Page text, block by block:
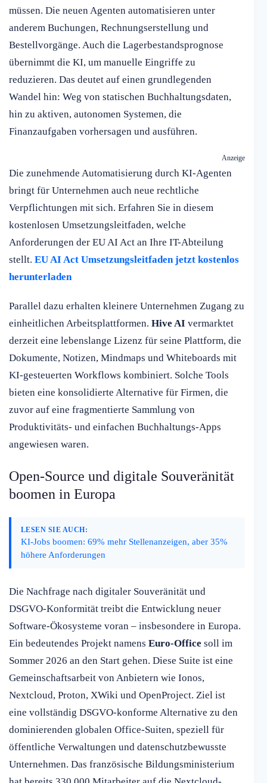
müssen. Die neuen Agenten automatisieren unter
anderem Buchungen, Rechnungserstellung und
Bestellvorgänge. Auch die Lagerbestandsprognose
übernimmt die KI, um manuelle Eingriffe zu
reduzieren. Das deutet auf einen grundlegenden
Wandel hin: Weg von statischen Buchhaltungsdaten,
hin zu aktiven, autonomen Systemen, die
Finanzaufgaben vorhersagen und ausführen.
Anzeige
Die zunehmende Automatisierung durch KI-Agenten
bringt für Unternehmen auch neue rechtliche
Verpflichtungen mit sich. Erfahren Sie in diesem
kostenlosen Umsetzungsleitfaden, welche
Anforderungen der EU AI Act an Ihre IT-Abteilung
stellt. EU AI Act Umsetzungsleitfaden jetzt kostenlos
herunterladen
Parallel dazu erhalten kleinere Unternehmen Zugang zu
einheitlichen Arbeitsplattformen. Hive AI vermarktet
derzeit eine lebenslange Lizenz für seine Plattform, die
Dokumente, Notizen, Mindmaps und Whiteboards mit
KI-gesteuerten Workflows kombiniert. Solche Tools
bieten eine konsolidierte Alternative für Firmen, die
zuvor auf eine fragmentierte Sammlung von
Produktivitäts- und einfachen Buchhaltungs-Apps
angewiesen waren.
Open-Source und digitale Souveränität
boomen in Europa
LESEN SIE AUCH:
KI-Jobs boomen: 69% mehr Stellenanzeigen, aber 35%
höhere Anforderungen
Die Nachfrage nach digitaler Souveränität und
DSGVO-Konformität treibt die Entwicklung neuer
Software-Ökosysteme voran – insbesondere in Europa.
Ein bedeutendes Projekt namens Euro-Office soll im
Sommer 2026 an den Start gehen. Diese Suite ist eine
Gemeinschaftsarbeit von Anbietern wie Ionos,
Nextcloud, Proton, XWiki und OpenProject. Ziel ist
eine vollständig DSGVO-konforme Alternative zu den
dominierenden globalen Office-Suiten, speziell für
öffentliche Verwaltungen und datenschutzbewusste
Unternehmen. Das französische Bildungsministerium